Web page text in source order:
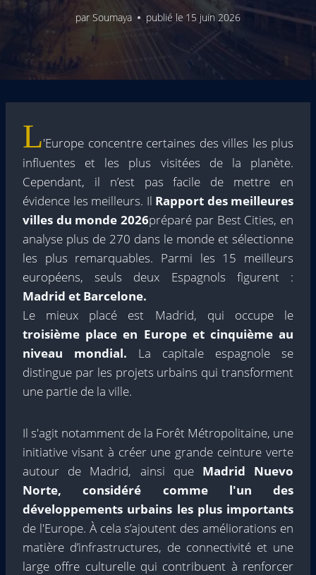
par Soumaya publié le 15 juin 2026
L'Europe concentre certaines des villes les plus
influentes et les plus visitées de la planète.
Cependant, il n’est pas facile de mettre en
évidence les meilleurs. Il Rapport des meilleures
villes du monde 2026préparé par Best Cities, en
analyse plus de 270 dans le monde et sélectionne
les plus remarquables. Parmi les 15 meilleurs
européens, seuls deux Espagnols figurent :
Madrid et Barcelone.
Le mieux placé est Madrid, qui occupe le
troisième place en Europe et cinquième au
niveau mondial. La capitale espagnole se
distingue par les projets urbains qui transforment
une partie de la ville.
Il s'agit notamment de la Forêt Métropolitaine, une
initiative visant à créer une grande ceinture verte
autour de Madrid, ainsi que Madrid Nuevo
Norte, considéré comme l'un des
développements urbains les plus importants
de l'Europe. À cela s’ajoutent des améliorations en
matière d’infrastructures, de connectivité et une
large offre culturelle qui contribuent à renforcer